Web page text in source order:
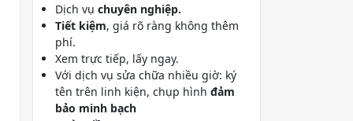
Dịch vụ chuyên nghiệp.
Tiết kiệm, giá rõ ràng không thêm
phí.
Xem trực tiếp, lấy ngay.
Với dịch vụ sửa chữa nhiều giờ: ký
tên trên linh kiện, chụp hình đảm
bảo minh bạch